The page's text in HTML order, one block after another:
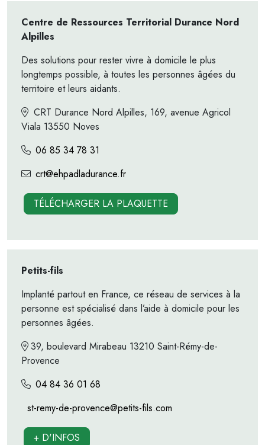
Centre de Ressources Territorial Durance Nord
Alpilles
Des solutions pour rester vivre à domicile le plus
longtemps possible, à toutes les personnes âgées du
territoire et leurs aidants.
CRT Durance Nord Alpilles, 169, avenue Agricol
Viala 13550 Noves
06 85 34 78 31
crt@ehpadladurance.fr
TÉLÉCHARGER LA PLAQUETTE
Petits-fils
Implanté partout en France, ce réseau de services à la
personne est spécialisé dans l’aide à domicile pour les
personnes âgées.
39, boulevard Mirabeau 13210 Saint-Rémy-de-
Provence
04 84 36 01 68
st-remy-de-provence@petits-fils.com
+ D'INFOS